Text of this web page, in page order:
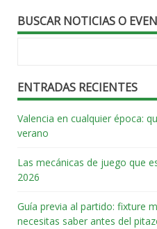
BUSCAR NOTICIAS O
ENTRADAS RECIENTES
Valencia en cualquier época:
verano
Las mecánicas de juego que
2026
Guía previa al partido: fixture
necesitas saber antes del